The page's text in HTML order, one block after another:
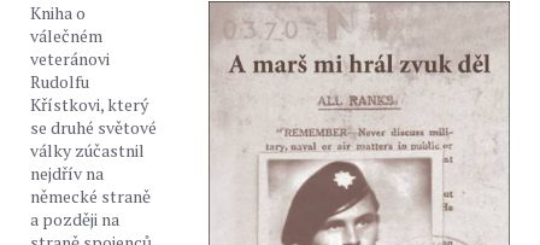
Kniha o
válečném
veteránovi
Rudolfu
Křístkovi, který
se druhé světové
války zúčastnil
nejdřív na
německé straně
a později na